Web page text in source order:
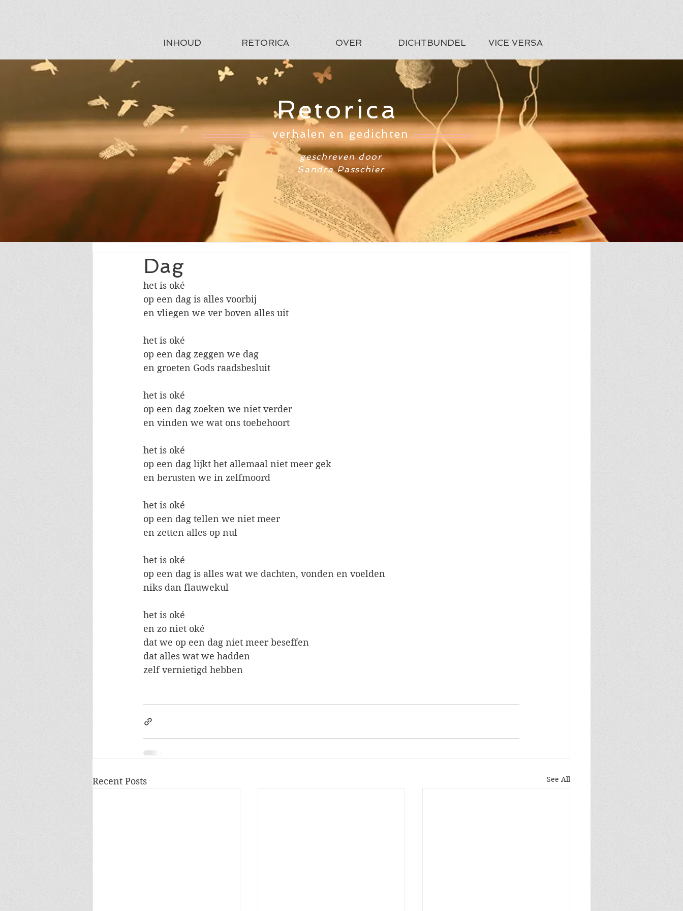
INHOUD RETORICA OVER DICHTBUNDEL VICE VERSA
Retorica
verhalen en gedichten
geschreven door
Sandra Passchier
Dag
het is oké
op een dag is alles voorbij
en vliegen we ver boven alles uit
het is oké
op een dag zeggen we dag
en groeten Gods raadsbesluit
het is oké
op een dag zoeken we niet verder
en vinden we wat ons toebehoort
het is oké
op een dag lijkt het allemaal niet meer gek
en berusten we in zelfmoord
het is oké
op een dag tellen we niet meer
en zetten alles op nul
het is oké
op een dag is alles wat we dachten, vonden en voelden
niks dan flauwekul
het is oké
en zo niet oké
dat we op een dag niet meer beseffen
dat alles wat we hadden
zelf vernietigd hebben
Recent Posts See All